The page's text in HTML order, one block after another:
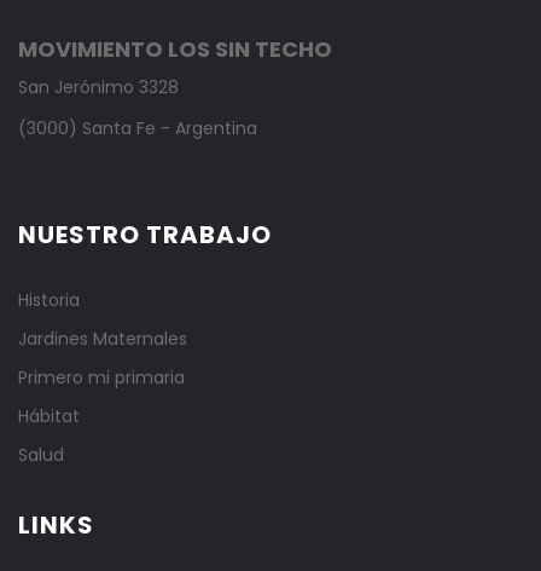
MOVIMIENTO LOS SIN TECHO
San Jerónimo 3328
(3000) Santa Fe - Argentina
NUESTRO TRABAJO
Historia
Jardines Maternales
Primero mi primaria
Hábitat
Salud
LINKS